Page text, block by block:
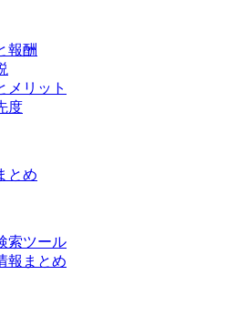
報酬
メリット
度
とめ
索ツール
報まとめ